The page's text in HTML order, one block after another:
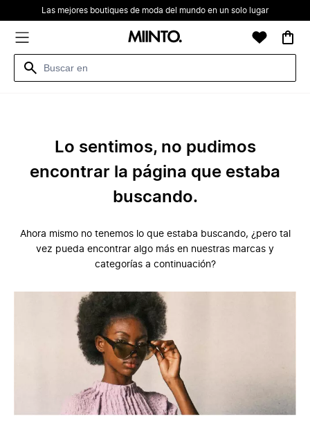
Las mejores boutiques de moda del mundo en un solo lugar
Lo sentimos, no pudimos
encontrar la página que estaba
buscando.
Ahora mismo no tenemos lo que estaba buscando, ¿pero tal
vez pueda encontrar algo más en nuestras marcas y
categorías a continuación?